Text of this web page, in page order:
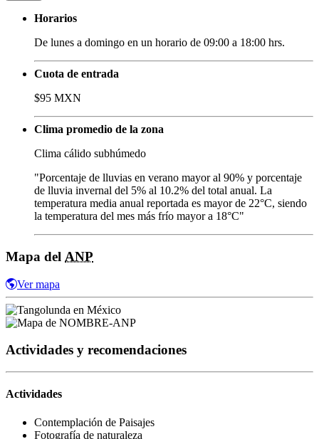
Horarios
De lunes a domingo en un horario de 09:00 a 18:00 hrs.
Cuota de entrada
$95 MXN
Clima promedio de la zona
Clima cálido subhúmedo
"Porcentaje de lluvias en verano mayor al 90% y porcentaje
de lluvia invernal del 5% al 10.2% del total anual. La
temperatura media anual reportada es mayor de 22°C, siendo
la temperatura del mes más frío mayor a 18°C"
Mapa del ANP
Ver mapa
Actividades y recomendaciones
Actividades
Contemplación de Paisajes
Fotografía de naturaleza